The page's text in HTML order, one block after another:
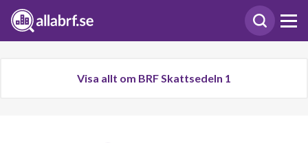
Visa allt om BRF Skattsedeln 1